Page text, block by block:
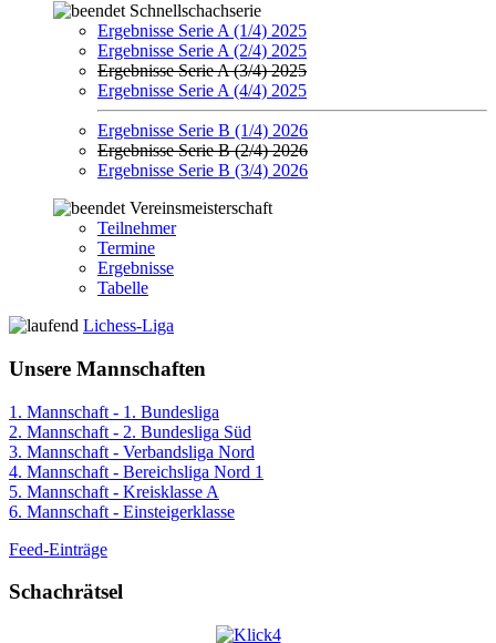
Schnellschachserie
Ergebnisse Serie A (1/4) 2025
Ergebnisse Serie A (2/4) 2025
Ergebnisse Serie A (3/4) 2025
Ergebnisse Serie A (4/4) 2025
Ergebnisse Serie B (1/4) 2026
Ergebnisse Serie B (2/4) 2026
Ergebnisse Serie B (3/4) 2026
Vereinsmeisterschaft
Teilnehmer
Termine
Ergebnisse
Tabelle
Lichess-Liga
Unsere Mannschaften
1. Mannschaft - 1. Bundesliga
2. Mannschaft - 2. Bundesliga Süd
3. Mannschaft - Verbandsliga Nord
4. Mannschaft - Bereichsliga Nord 1
5. Mannschaft - Kreisklasse A
6. Mannschaft - Einsteigerklasse
Feed-Einträge
Schachrätsel